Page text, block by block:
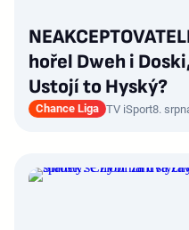
hořel Dweh i
Ustojí to Hyský?
Chance Liga TV iSport8.